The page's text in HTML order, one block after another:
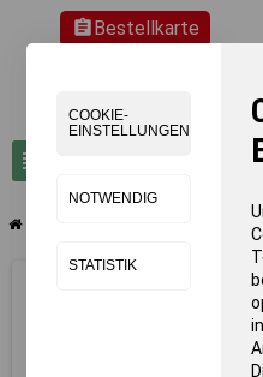
COOKIE-
EINSTELLUNGEN
NOTWENDIG
STATISTIK
assignmentBestellkarte
view_headline
BENZ